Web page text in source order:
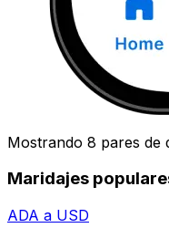
Mostrando 8 pares de
Maridajes
ADA a USD